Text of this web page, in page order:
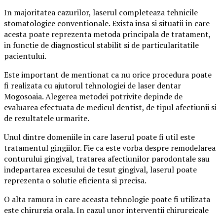
In majoritatea cazurilor, laserul completeaza tehnicile
stomatologice conventionale. Exista insa si situatii in care
acesta poate reprezenta metoda principala de tratament,
in functie de diagnosticul stabilit si de particularitatile
pacientului.
Este important de mentionat ca nu orice procedura poate
fi realizata cu ajutorul tehnologiei de laser dentar
Mogosoaia. Alegerea metodei potrivite depinde de
evaluarea efectuata de medicul dentist, de tipul afectiunii si
de rezultatele urmarite.
Unul dintre domeniile in care laserul poate fi util este
tratamentul gingiilor. Fie ca este vorba despre remodelarea
conturului gingival, tratarea afectiunilor parodontale sau
indepartarea excesului de tesut gingival, laserul poate
reprezenta o solutie eficienta si precisa.
O alta ramura in care aceasta tehnologie poate fi utilizata
este chirurgia orala. In cazul unor interventii chirurgicale